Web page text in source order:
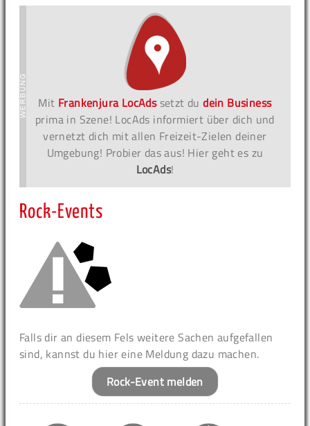
Mit Frankenjura LocAdssetzt dudein Business
prima in Szene! LocAds informiert über dich und
vernetzt dich mit allen Freizeit-Zielen deiner
Umgebung! Probier das aus! Hier geht es zu
LocAds!
Rock-Events
Falls dir an diesem Fels weitere Sachen aufgefallen
sind, kannst du hier eine Meldung dazu machen.
Rock-Event melden